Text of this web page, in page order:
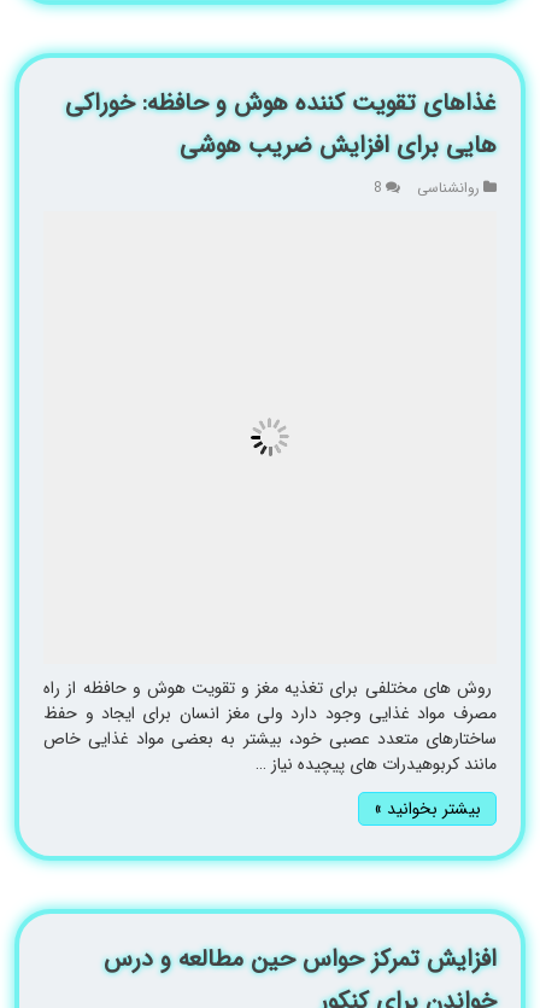
غذاهای تقویت کننده هوش و حافظه: خوراکی
هایی برای افزایش ضریب هوشی
روانشناسی 8
روش های مختلفی برای تغذیه مغز و تقویت هوش و حافظه از راه
مصرف مواد غذایی وجود دارد ولی مغز انسان برای ایجاد و حفظ
ساختارهای متعدد عصبی خود، بیشتر به بعضی مواد غذایی خاص
مانند کربوهیدرات های پیچیده نیاز …
بیشتر بخوانید »
افزایش تمرکز حواس حین مطالعه و درس